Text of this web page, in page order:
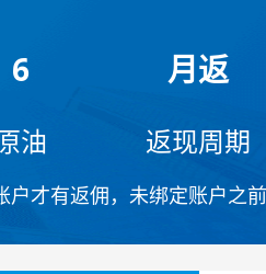
6
油
月返
返现周期
才有返佣，未绑定账户之